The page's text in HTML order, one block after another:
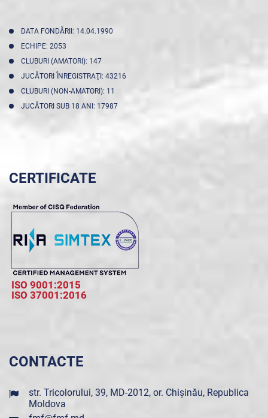
DATA FONDĂRII: 14.04.1990
ECHIPE: 2053
CLUBURI (AMATORI): 147
JUCĂTORI ÎNREGISTRAŢI: 43216
CLUBURI (NON-AMATORI): 11
JUCĂTORI SUB 18 ANI: 17987
CERTIFICATE
ISO 9001:2015
ISO 37001:2016
CONTACTE
str. Tricolorului, 39, MD-2012, or. Chișinău, Republica
Moldova